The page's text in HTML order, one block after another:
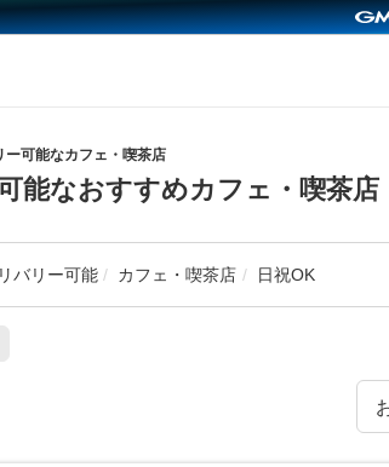
可能なカフェ・喫茶店
能なおすすめカフェ・喫茶店
バリー可能 カフェ・喫茶店 日祝OK